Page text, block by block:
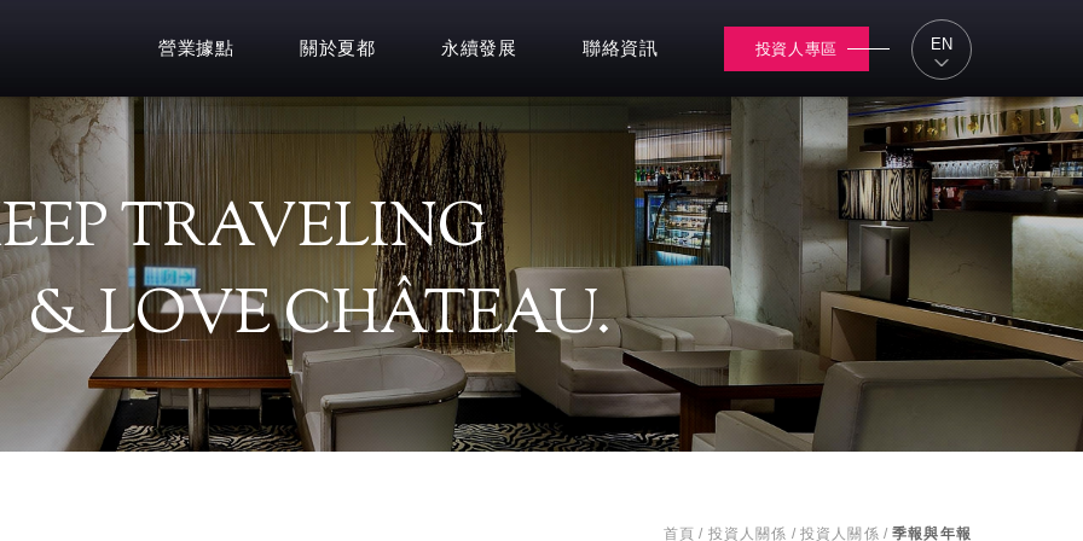
營業據點 關於夏都 永續發展 聯絡資訊 投資人專區 EN
TRAVELING
& LOVE CHÂTEAU.
首頁 / 投資人關係 / 投資人關係 / 季報與年報